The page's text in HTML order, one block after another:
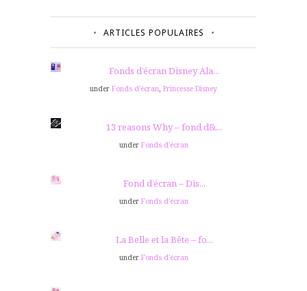
ARTICLES POPULAIRES
Fonds d’écran Disney Ala...
under Fonds d'écran, Princesse Disney
13 reasons Why – fond d&...
under Fonds d'écran
Fond d’écran – Dis...
under Fonds d'écran
La Belle et la Bête – fo...
under Fonds d'écran